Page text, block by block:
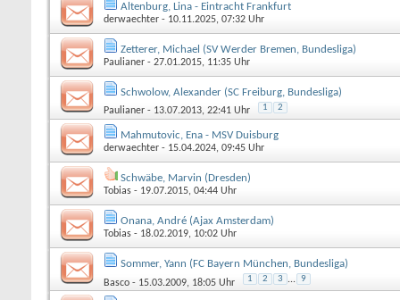
Altenburg, Lina - Eintracht Frankfurt
derwaechter - 10.11.2025, 07:32 Uhr
Zetterer, Michael (SV Werder Bremen, Bundesliga)
Paulianer - 27.01.2015, 11:35 Uhr
Schwolow, Alexander (SC Freiburg, Bundesliga)
Paulianer - 13.07.2013, 22:41 Uhr 1 2
Mahmutovic, Ena - MSV Duisburg
derwaechter - 15.04.2024, 09:45 Uhr
Schwäbe, Marvin (Dresden)
Tobias - 19.07.2015, 04:44 Uhr
Onana, André (Ajax Amsterdam)
Tobias - 18.02.2019, 10:02 Uhr
Sommer, Yann (FC Bayern München, Bundesliga)
Basco - 15.03.2009, 18:05 Uhr 1 2 3 ... 9